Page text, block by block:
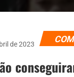
de 2023